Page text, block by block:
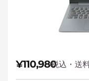
¥110,980税込・送